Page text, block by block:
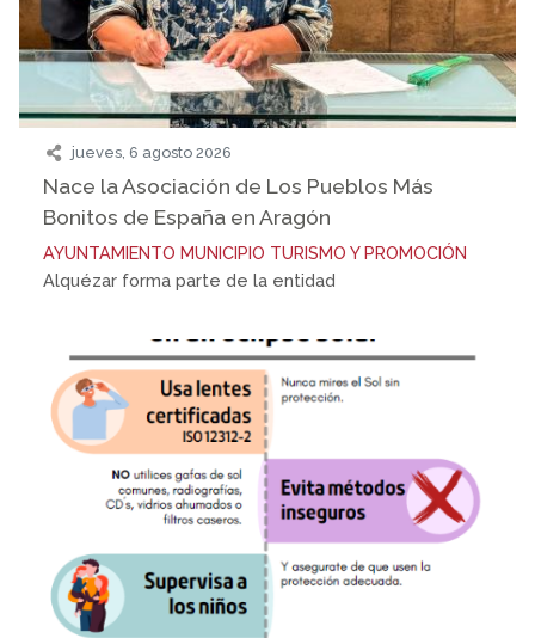
jueves, 6 agosto 2026
Nace la Asociación de Los Pueblos Más
Bonitos de España en Aragón
AYUNTAMIENTO MUNICIPIO TURISMO Y PROMOCIÓN
Alquézar forma parte de la entidad